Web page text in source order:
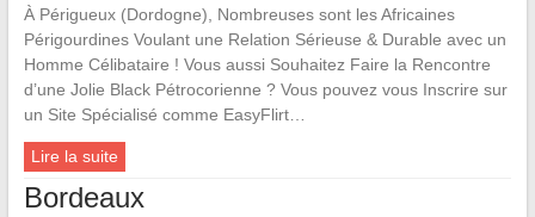
À Périgueux (Dordogne), Nombreuses sont les Africaines
Périgourdines Voulant une Relation Sérieuse & Durable avec un
Homme Célibataire ! Vous aussi Souhaitez Faire la Rencontre
d’une Jolie Black Pétrocorienne ? Vous pouvez vous Inscrire sur
un Site Spécialisé comme EasyFlirt…
Lire la suite
Bordeaux